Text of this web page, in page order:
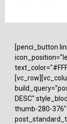
[penci_button
DESC"
thumb-280-